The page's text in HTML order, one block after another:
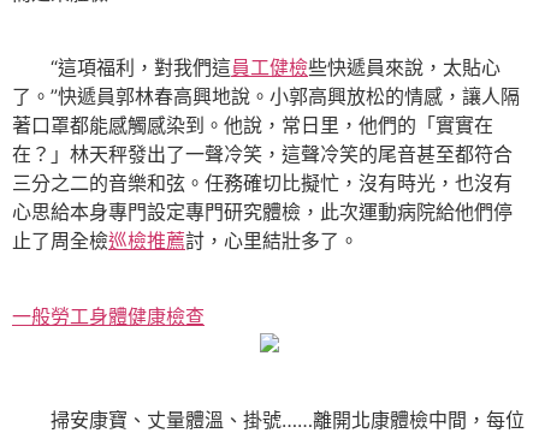
“這項福利，對我們這員工健檢些快遞員來說，太貼心
了。”快遞員郭林春高興地說。小郭高興放松的情感，讓人隔
著口罩都能感觸感染到。他說，常日里，他們的「實實在
在？」林天秤發出了一聲冷笑，這聲冷笑的尾音甚至都符合
三分之二的音樂和弦。任務確切比擬忙，沒有時光，也沒有
心思給本身專門設定專門研究體檢，此次運動病院給他們停
止了周全檢巡檢推薦討，心里結壯多了。
一般勞工身體健康檢查
掃安康寶、丈量體溫、掛號……離開北康體檢中間，每位